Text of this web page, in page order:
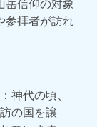
参拝者が訪れ
：神代の頃、
の国を譲